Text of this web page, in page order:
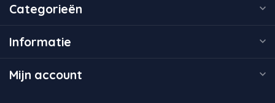
Categorieën
Informatie
Mijn account